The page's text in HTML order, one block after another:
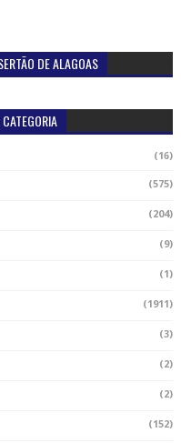
DE ALAGOAS
(16)
(575)
(204)
(9)
(1)
(1911)
(3)
(2)
(2)
(152)